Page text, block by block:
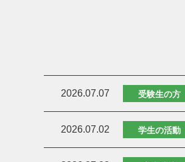
2026.07.07 受験生の方
2026.07.02 学生の活動